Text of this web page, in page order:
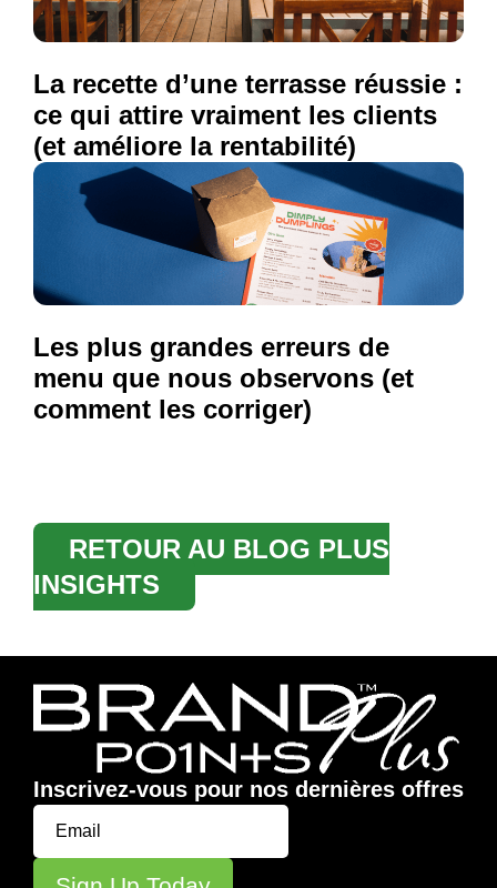
La recette d’une terrasse réussie :
ce qui attire vraiment les clients
(et améliore la rentabilité)
Les plus grandes erreurs de
menu que nous observons (et
comment les corriger)
RETOUR AU BLOG PLUS
INSIGHTS
Inscrivez-vous pour nos dernières offres